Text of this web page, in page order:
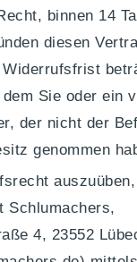
binnen 14
diesen
Sie oder ein
der nicht der
genommen
Schlumachers,
4, 23552